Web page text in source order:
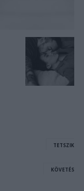
TETSZIK
KÖVETÉS